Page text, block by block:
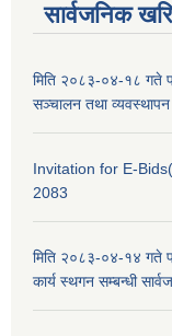
सार्वजनिक
मिति २०८३-०४-१८ गते
सञ्चालन तथा व्यवस्थापन
Invitation for E-
2083
मिति २०८३-०४-१४ गते
कार्य स्थगन सम्बन्धी